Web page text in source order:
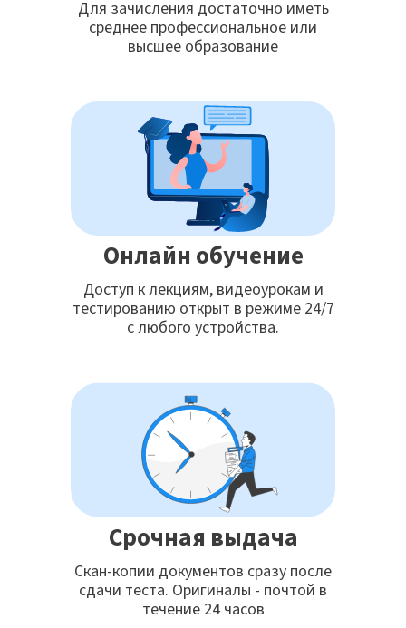
Для зачисления достаточно иметь
среднее профессиональное или
высшее образование
Онлайн обучение
Доступ к лекциям, видеоурокам и
тестированию открыт в режиме 24/7
с любого устройства.
Срочная выдача
Скан-копии документов сразу после
сдачи теста. Оригиналы - почтой в
течение 24 часов